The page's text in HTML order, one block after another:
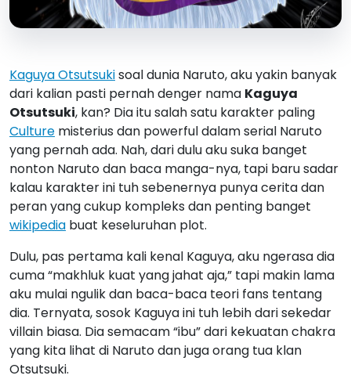
Kaguya Otsutsukisoal dunia Naruto, aku yakin banyak
dari kalian pasti pernah denger nama Kaguya
Otsutsuki, kan? Dia itu salah satu karakter paling
Culture misterius dan powerful dalam serial Naruto
yang pernah ada. Nah, dari dulu aku suka banget
nonton Naruto dan baca manga-nya, tapi baru sadar
kalau karakter ini tuh sebenernya punya cerita dan
peran yang cukup kompleks dan penting banget
wikipedia buat keseluruhan plot.
Dulu, pas pertama kali kenal Kaguya, aku ngerasa dia
cuma “makhluk kuat yang jahat aja,” tapi makin lama
aku mulai ngulik dan baca-baca teori fans tentang
dia. Ternyata, sosok Kaguya ini tuh lebih dari sekedar
villain biasa. Dia semacam “ibu” dari kekuatan chakra
yang kita lihat di Naruto dan juga orang tua klan
Otsutsuki.